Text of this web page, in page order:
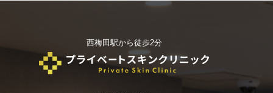
西梅田駅から徒歩2分